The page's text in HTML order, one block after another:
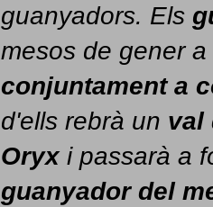
guanyadors. Els
conjuntament a
d'ells rebrà un val
Oryx i passarà a
guanyador del